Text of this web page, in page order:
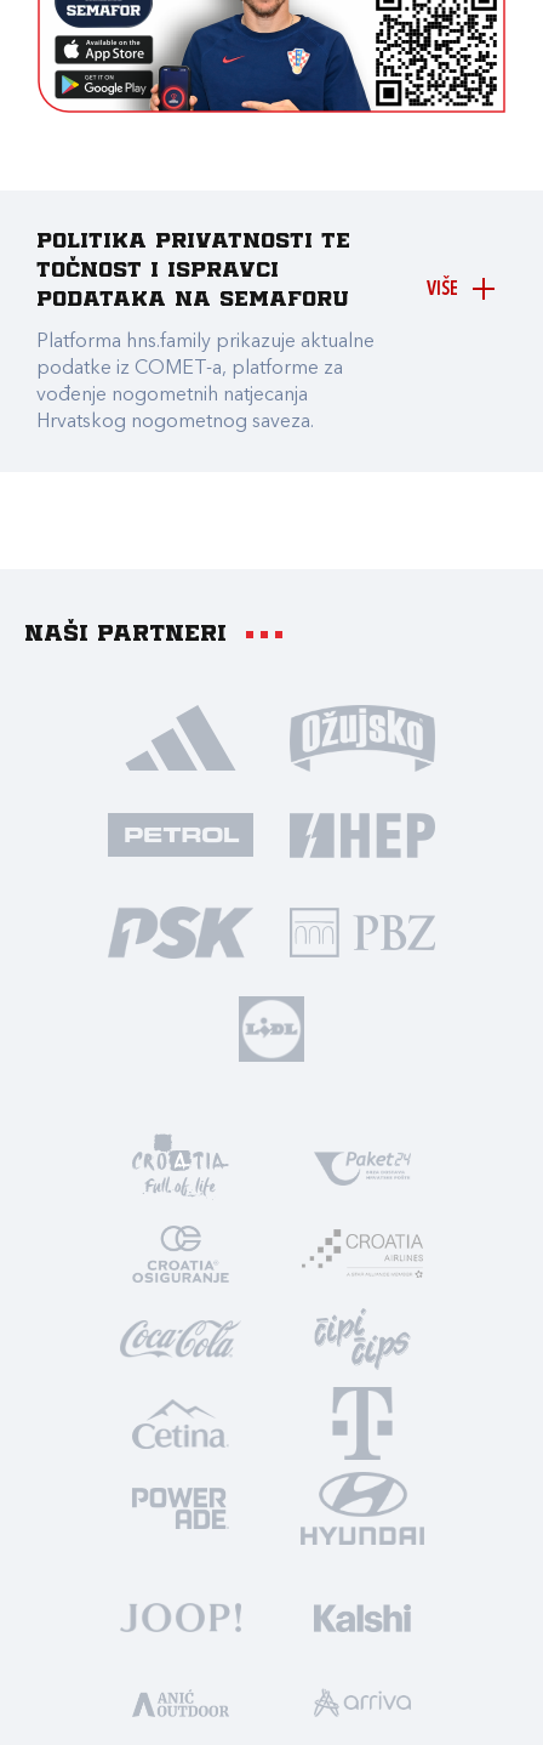
VIŠE
Politika privatnosti te
točnost i ispravci
podataka na Semaforu
Platforma hns.family prikazuje aktualne
podatke iz COMET-a, platforme za
vođenje nogometnih natjecanja
Hrvatskog nogometnog saveza.
Naši partneri